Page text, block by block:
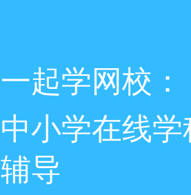
一起学网校：
中小学在线学
辅导